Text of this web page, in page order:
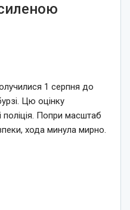
1 серпня до
Цю оцінку
поліція. Попри масштаб
хода минула мирно.